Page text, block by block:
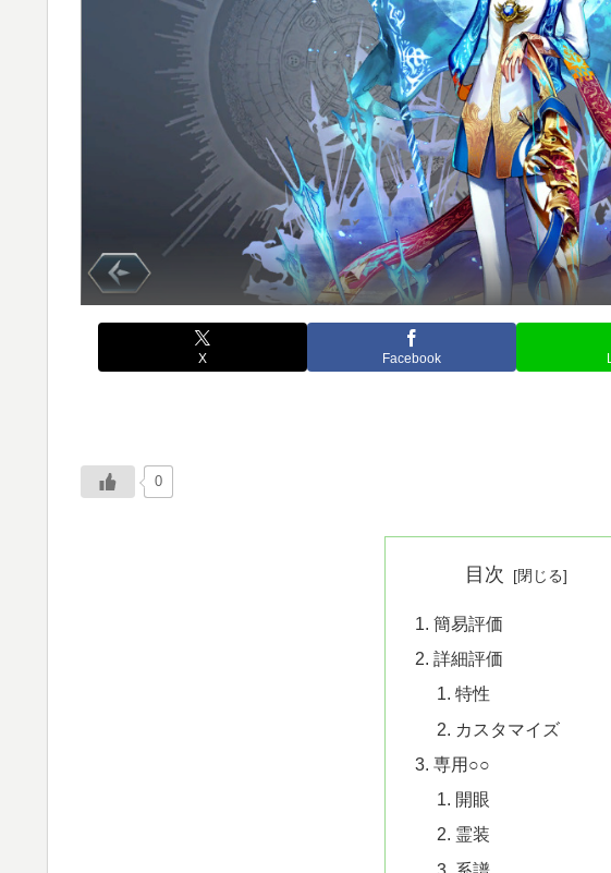
X Facebook
0
目次
簡易評価
詳細評価
特性
カスタマイズ
専用○○
開眼
霊装